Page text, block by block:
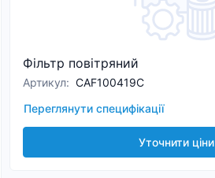
Фільтр повітряний
Артикул: CAF100419C
Переглянути специфікації
Уточнити ціни